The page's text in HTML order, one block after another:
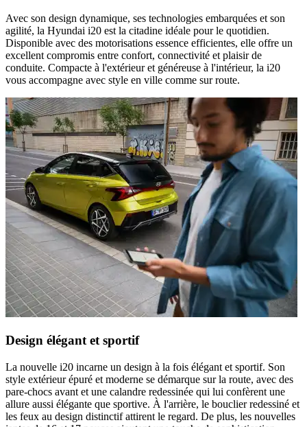
Avec son design dynamique, ses technologies embarquées et son
agilité, la Hyundai i20 est la citadine idéale pour le quotidien.
Disponible avec des motorisations essence efficientes, elle offre un
excellent compromis entre confort, connectivité et plaisir de
conduite. Compacte à l'extérieur et généreuse à l'intérieur, la i20
vous accompagne avec style en ville comme sur route.
Design élégant et sportif
La nouvelle i20 incarne un design à la fois élégant et sportif. Son
style extérieur épuré et moderne se démarque sur la route, avec des
pare-chocs avant et une calandre redessinée qui lui confèrent une
allure aussi élégante que sportive. À l'arrière, le bouclier redessiné et
les feux au design distinctif attirent le regard. De plus, les nouvelles